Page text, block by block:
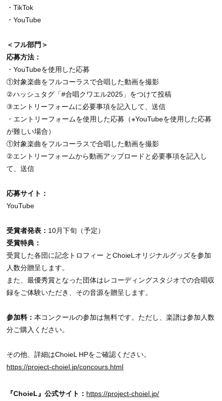
・TikTok
・YouTube
＜フル部門＞
応募方法：
・YouTubeを使用した応募
①対象楽曲をフルコーラスで合唱した動画を撮影
②ハッシュタグ「#合唱クワエル2025」をつけて投稿
③エントリーフォームに必要事項を記入して、送信
・エントリーフォームを使用した応募（※YouTubeを使用した応募
が難しい場合）
①対象楽曲をフルコーラスで合唱した動画を撮影
②エントリーフォームから動画アップロードと必要事項を記入し
て、送信
応募サイト：
YouTube
受賞者発表： 10月下旬（予定）
受賞特典：
受賞した各団に記念トロフィー とChoieLオリジナルグッズを参加
人数分贈呈します。
また、最優秀賞となった団体はレコーディングスタジオでの合唱収
録をご体験いただき、その音源を贈呈します。
参加料：本コンクールの参加は無料です。ただし、楽譜は参加人数
分ご購入ください。
その他、詳細はChoieL HPをご確認ください。
https://project-choiel.jp/concours.html
『ChoieL』公式サイト： https://project-choiel.jp/